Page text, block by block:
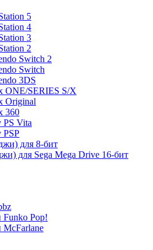
5
4
3
2
Switch 2
Switch
3DS
ONE/SERIES S/X
Original
360
PS Vita
PSP
для 8-бит
для Sega Mega Drive 16-бит
Pop!